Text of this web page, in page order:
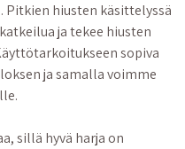
Pitkien hiusten käsittelyssä
ja tekee hiusten
sopiva
ja samalla voimme
sillä hyvä harja on